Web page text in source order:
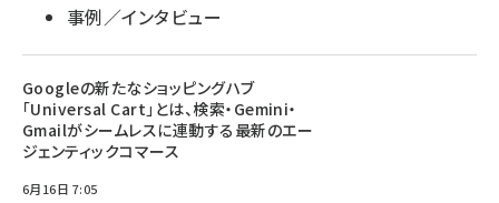
事例／インタビュー
Googleの新たなショッピングハブ
「Universal Cart」とは、検索・Gemini・
Gmailがシームレスに連動する最新のエー
ジェンティックコマース
6月16日 7:05